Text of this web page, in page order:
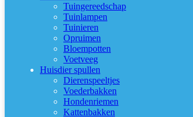
Tuingereedschap
Tuinlampen
Tuinieren
Opruimen
Bloempotten
Voetveeg
Huisdier spullen
Dierenspeeltjes
Voederbakken
Hondenriemen
Kattenbakken